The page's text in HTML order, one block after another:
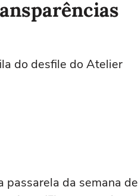
do desfile do Atelier
da semana de